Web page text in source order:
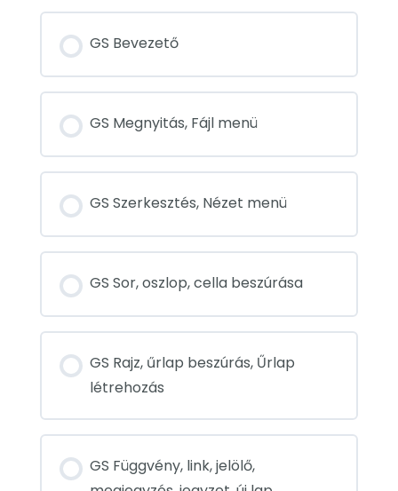
GS Bevezető
GS Megnyitás, Fájl menü
GS Szerkesztés, Nézet menü
GS Sor, oszlop, cella beszúrása
GS Rajz, űrlap beszúrás, Űrlap
létrehozás
GS Függvény, link, jelölő,